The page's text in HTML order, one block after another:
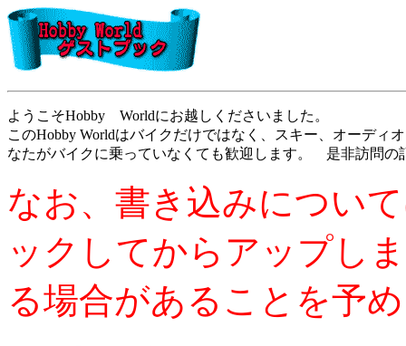
ようこそHobby Worldにお越しくださいました。
このHobby Worldはバイクだけではなく、スキー、オーデ
なたがバイクに乗っていなくても歓迎します。 是非訪問の
なお、書き込みについ
ックしてからアップし
る場合があることを予